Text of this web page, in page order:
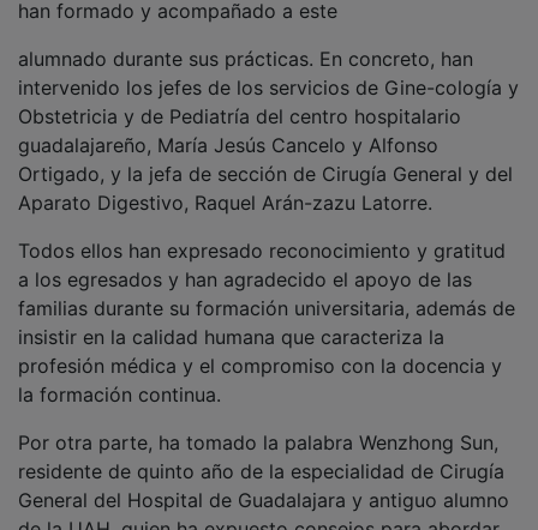
de la UAH, quien ha expuesto consejos para abordar
frente los recién gra-duados a partir de ahora.
También se han sucedido las intervenciones del
delegado y el subde-legado de este grupo de
alumnos, Andrés Xabier Cancela y Diego Guilhot.
PUBLICIDAD